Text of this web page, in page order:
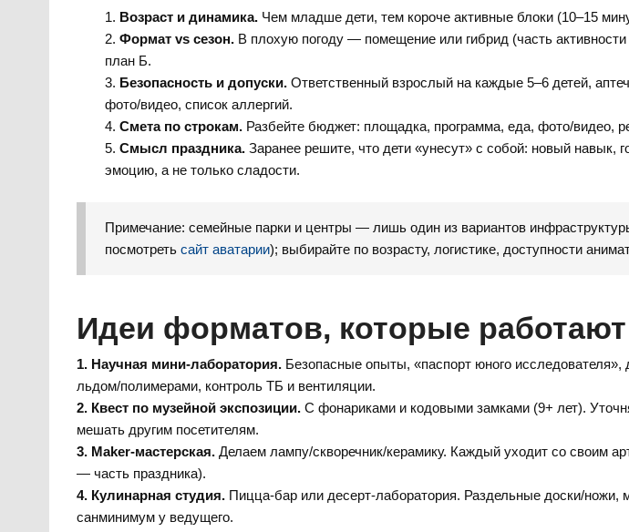
Возраст и динамика.Чем младше дети, тем короче активные блоки (10–15
Формат vs сезон.В плохую погоду — помещение или гибрид (часть активности
план Б.
Безопасность и допуски.Ответственный взрослый на каждые 5–6 детей,
фото/видео, список аллергий.
Смета по строкам.Разбейте бюджет: площадка, программа, еда, фото/видео,
Смысл праздника.Заранее решите, что дети «унесут» с собой: новый навык,
эмоцию, а не только сладости.
Примечание: семейные парки и центры — лишь один из вариантов
посмотретьсайт аватарии); выбирайте по возрасту, логистике, доступности
Идеи форматов, которые работают
1. Научная мини-лаборатория. Безопасные опыты, «паспорт юного исследователя»,
льдом/полимерами, контроль ТБ и вентиляции.
2. Квест по музейной экспозиции. С фонариками и кодовыми замками (9+ лет).
мешать другим посетителям.
3. Maker-мастерская. Делаем лампу/скворечник/керамику. Каждый уходит со своим
— часть праздника).
4. Кулинарная студия. Пицца-бар или десерт-лаборатория. Раздельные доски/ножи,
санминимум у ведущего.